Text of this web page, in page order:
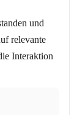
und
relevante
Interaktion